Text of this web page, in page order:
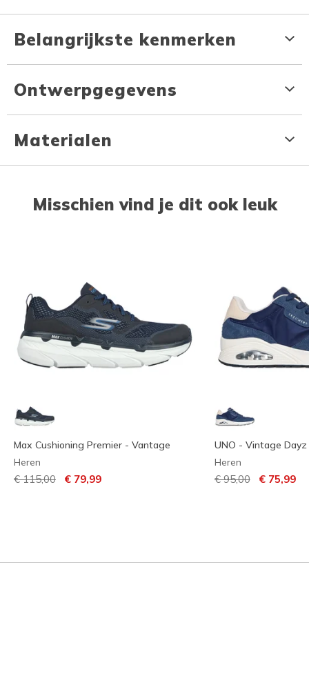
Belangrijkste kenmerken
Ontwerpgegevens
Materialen
Misschien vind je dit ook leuk
Max Cushioning Premier - Vantage
Heren
Prijs verlaagd van
€ 115,00 naar
€ 79,99
UNO - Vintage Dayz
Heren
Prijs verlaagd van
€ 95,00naar
€ 75,99